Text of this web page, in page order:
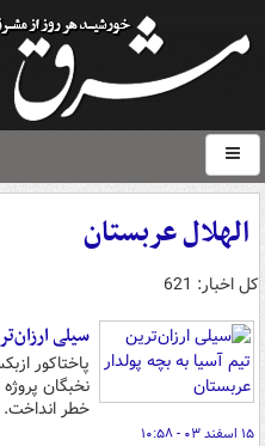
الهلال عربستان
کل اخبار: 621
سیلی
پاختاکور
نخبگان
خطر انداخت.
۱۵ اسفند ۰۳ - ۱۰:۵۸